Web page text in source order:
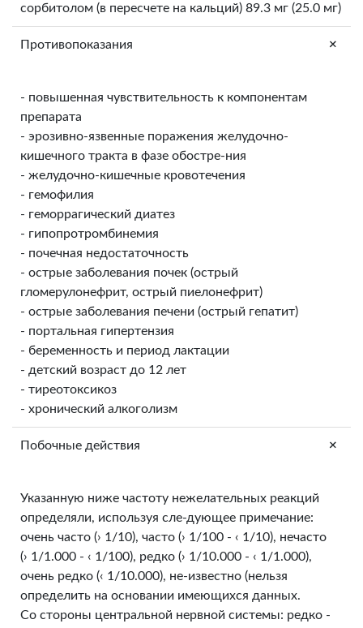
сорбитолом (в пересчете на кальций) 89.3 мг (25.0 мг)
Противопоказания +
- повышенная чувствительность к компонентам
препарата
- эрозивно-язвенные поражения желудочно-
кишечного тракта в фазе обостре-ния
- желудочно-кишечные кровотечения
- гемофилия
- геморрагический диатез
- гипопротромбинемия
- почечная недостаточность
- острые заболевания почек (острый
гломерулонефрит, острый пиелонефрит)
- острые заболевания печени (острый гепатит)
- портальная гипертензия
- беременность и период лактации
- детский возраст до 12 лет
- тиреотоксикоз
- хронический алкоголизм
Побочные действия +
Указанную ниже частоту нежелательных реакций
определяли, используя сле-дующее примечание:
очень часто (› 1/10), часто (› 1/100 - ‹ 1/10), нечасто
(› 1/1.000 - ‹ 1/100), редко (› 1/10.000 - ‹ 1/1.000),
очень редко (‹ 1/10.000), не-известно (нельзя
определить на основании имеющихся данных.
Со стороны центральной нервной системы: редко -